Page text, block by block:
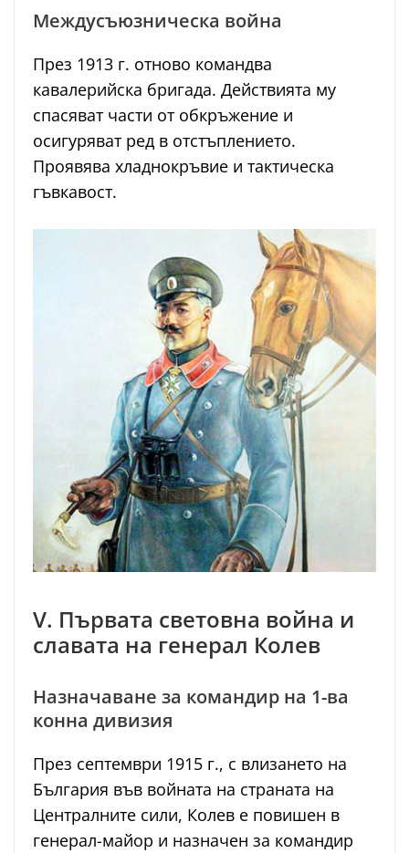
Междусъюзническа война
През 1913 г. отново командва
кавалерийска бригада. Действията му
спасяват части от обкръжение и
осигуряват ред в отстъплението.
Проявява хладнокръвие и тактическа
гъвкавост.
V. Първата световна война и
славата на генерал Колев
Назначаване за командир на 1-ва
конна дивизия
През септември 1915 г., с влизането на
България във войната на страната на
Централните сили, Колев е повишен в
генерал-майор и назначен за командир